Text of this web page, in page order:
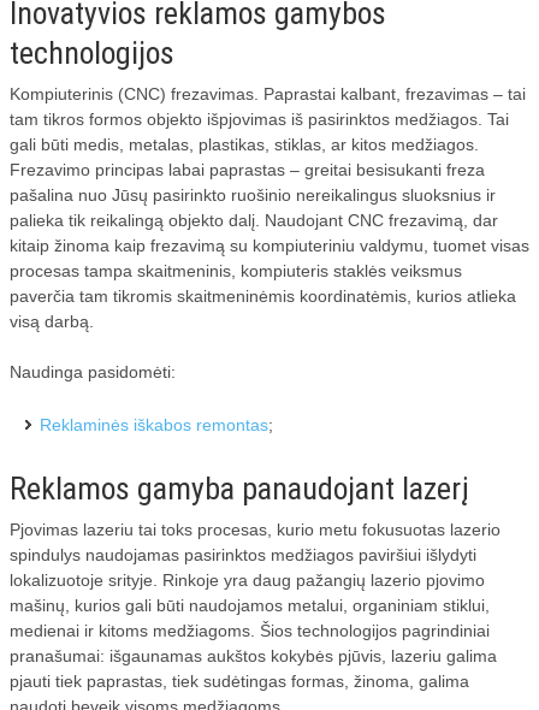
Inovatyvios reklamos gamybos
technologijos
Kompiuterinis (CNC) frezavimas. Paprastai kalbant, frezavimas – tai
tam tikros formos objekto išpjovimas iš pasirinktos medžiagos. Tai
gali būti medis, metalas, plastikas, stiklas, ar kitos medžiagos.
Frezavimo principas labai paprastas – greitai besisukanti freza
pašalina nuo Jūsų pasirinkto ruošinio nereikalingus sluoksnius ir
palieka tik reikalingą objekto dalį. Naudojant CNC frezavimą, dar
kitaip žinoma kaip frezavimą su kompiuteriniu valdymu, tuomet visas
procesas tampa skaitmeninis, kompiuteris staklės veiksmus
paverčia tam tikromis skaitmeninėmis koordinatėmis, kurios atlieka
visą darbą.
Naudinga pasidomėti:
Reklaminės iškabos remontas;
Reklamos gamyba panaudojant lazerį
Pjovimas lazeriu tai toks procesas, kurio metu fokusuotas lazerio
spindulys naudojamas pasirinktos medžiagos paviršiui išlydyti
lokalizuotoje srityje. Rinkoje yra daug pažangių lazerio pjovimo
mašinų, kurios gali būti naudojamos metalui, organiniam stiklui,
medienai ir kitoms medžiagoms. Šios technologijos pagrindiniai
pranašumai: išgaunamas aukštos kokybės pjūvis, lazeriu galima
pjauti tiek paprastas, tiek sudėtingas formas, žinoma, galima
naudoti beveik visoms medžiagoms